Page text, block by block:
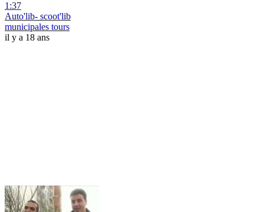
1:37
Auto'lib- scoot'lib
municipales tours
il y a 18 ans